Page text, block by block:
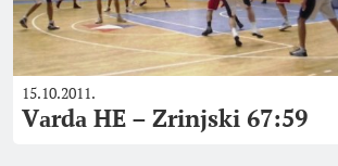
15.10.2011.
Vаrdа HE – Zrinjski 67:59